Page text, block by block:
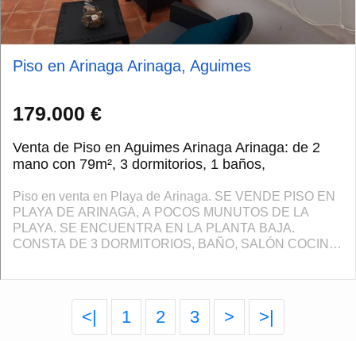
Piso en Arinaga Arinaga, Aguimes
179.000 €
Venta de Piso en Aguimes Arinaga Arinaga: de 2
mano con 79m², 3 dormitorios, 1 baños,
Piso en venta en Playa de Arinaga. SE VENDE PISO EN
PLAYA DE ARINAGA, A POCOS MUNUTOS DE LA
PLAYA. SE ENCUENTRA EN LA PLANTA BAJA.
CONSTA DE 3 DORMITORIOS, BAÑO, SALÓN COCINA
<| 1 2 3 > >|